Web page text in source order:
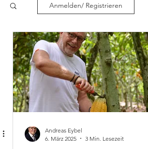
Anmelden/ Registrieren
Andreas Eybel
6. März 2025
3 Min. Lesezeit